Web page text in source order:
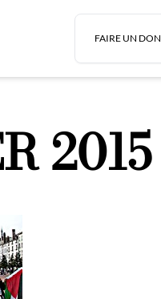
FAIRE UN DON
2015